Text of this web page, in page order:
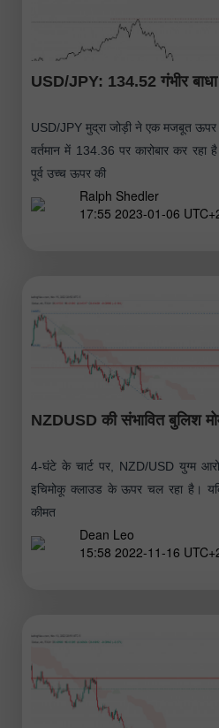
USD/JPY: 134.52 गंभीर बाधा
USD/JPY मुद्रा जोड़ी ने एक मजबूत
वर्तमान में 134.36 पर कारोबार कर
पूर्व उच्च ऊपर की
Ralph Shedler
17:55 2023-01-06
NZDUSD की संभावित बुलिश
4-घंटे के चार्ट पर, NZD/USD युग्म
इचिमोकू क्लाउड के ऊपर चल रहा है।
कीमत
Dean Leo
15:58 2022-11-16